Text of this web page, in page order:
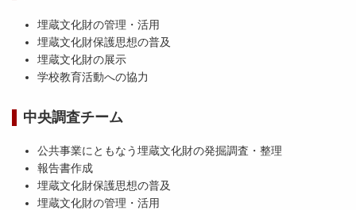
埋蔵文化財の管理・活用
埋蔵文化財保護思想の普及
埋蔵文化財の展示
学校教育活動への協力
中央調査チーム
公共事業にともなう埋蔵文化財の発掘調査・整理
報告書作成
埋蔵文化財保護思想の普及
埋蔵文化財の管理・活用